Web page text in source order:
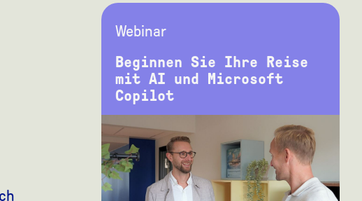
Webinar
Beginnen Sie Ihre Reise
mit AI und Microsoft
Copilot